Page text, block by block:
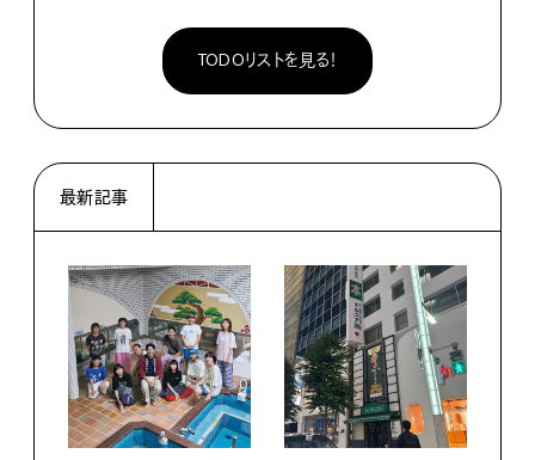
TODOリストを見る！
最新記事